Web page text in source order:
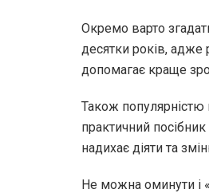
Окремо варто
десятки років, адже
допомагає краще
Також популярністю
практичний
надихає діяти та
Не можна оминути і